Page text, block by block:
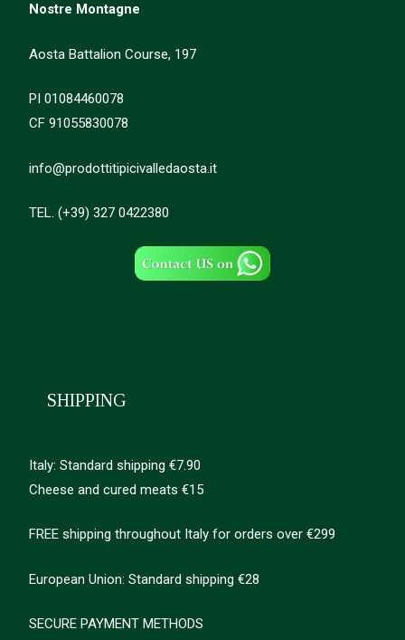
Nostre Montagne
Aosta Battalion Course, 197
PI 01084460078
CF 91055830078
info@prodottitipicivalledaosta.it
TEL. (+39) 327 0422380
SHIPPING
Italy: Standard shipping €7.90
Cheese and cured meats €15
FREE shipping throughout Italy for orders over €299
European Union: Standard shipping €28
SECURE PAYMENT METHODS